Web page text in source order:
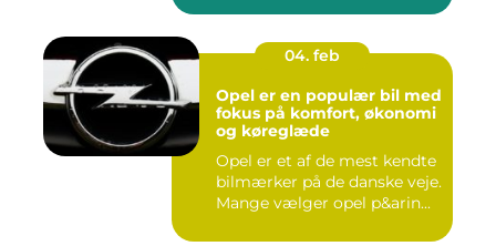
04. feb
Opel er en populær bil med
fokus på komfort, økonomi
og køreglæde
Opel er et af de mest kendte
bilmærker på de danske veje.
Mange vælger opel p&arin...